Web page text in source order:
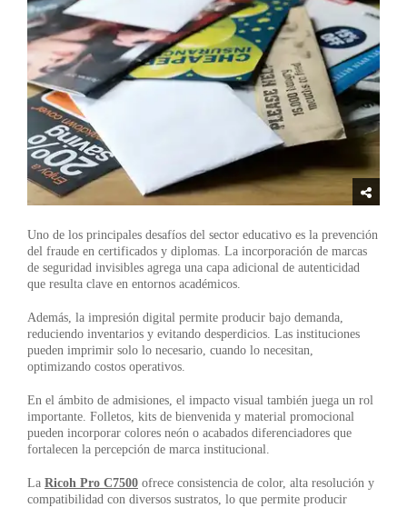
Uno de los principales desafíos del sector educativo es la prevención
del fraude en certificados y diplomas. La incorporación de marcas
de seguridad invisibles agrega una capa adicional de autenticidad
que resulta clave en entornos académicos.
Además, la impresión digital permite producir bajo demanda,
reduciendo inventarios y evitando desperdicios. Las instituciones
pueden imprimir solo lo necesario, cuando lo necesitan,
optimizando costos operativos.
En el ámbito de admisiones, el impacto visual también juega un rol
importante. Folletos, kits de bienvenida y material promocional
pueden incorporar colores neón o acabados diferenciadores que
fortalecen la percepción de marca institucional.
La Ricoh Pro C7500 ofrece consistencia de color, alta resolución y
compatibilidad con diversos sustratos, lo que permite producir